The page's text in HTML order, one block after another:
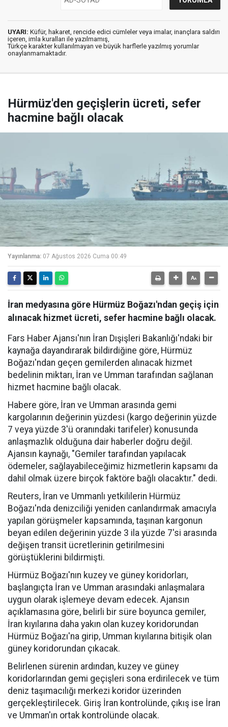
UYARI: Küfür, hakaret, rencide edici cümleler veya imalar, inançlara saldırı
içeren, imla kuralları ile yazılmamış,
Türkçe karakter kullanılmayan ve büyük harflerle yazılmış yorumlar
onaylanmamaktadır.
Hürmüz'den geçişlerin ücreti, sefer
hacmine bağlı olacak
Yayınlanma: 07 Ağustos 2026 Cuma 00:49
İran medyasına göre Hürmüz Boğazı'ndan geçiş için
alınacak hizmet ücreti, sefer hacmine bağlı olacak.
Fars Haber Ajansı'nın İran Dışişleri Bakanlığı'ndaki bir
kaynağa dayandırarak bildirdiğine göre, Hürmüz
Boğazı'ndan geçen gemilerden alınacak hizmet
bedelinin miktarı, İran ve Umman tarafından sağlanan
hizmet hacmine bağlı olacak.
Habere göre, İran ve Umman arasında gemi
kargolarının değerinin yüzdesi (kargo değerinin yüzde
7 veya yüzde 3'ü oranındaki tarifeler) konusunda
anlaşmazlık olduğuna dair haberler doğru değil.
Ajansın kaynağı, "Gemiler tarafından yapılacak
ödemeler, sağlayabileceğimiz hizmetlerin kapsamı da
dahil olmak üzere birçok faktöre bağlı olacaktır." dedi.
Reuters, İran ve Ummanlı yetkililerin Hürmüz
Boğazı'nda denizciliği yeniden canlandırmak amacıyla
yapılan görüşmeler kapsamında, taşınan kargonun
beyan edilen değerinin yüzde 3 ila yüzde 7'si arasında
değişen transit ücretlerinin getirilmesini
görüştüklerini bildirmişti.
Hürmüz Boğazı'nın kuzey ve güney koridorları,
başlangıçta İran ve Umman arasındaki anlaşmalara
uygun olarak işlemeye devam edecek. Ajansın
açıklamasına göre, belirli bir süre boyunca gemiler,
İran kıyılarına daha yakın olan kuzey koridorundan
Hürmüz Boğazı'na girip, Umman kıyılarına bitişik olan
güney koridorundan çıkacak.
Belirlenen sürenin ardından, kuzey ve güney
koridorlarından gemi geçişleri sona erdirilecek ve tüm
deniz taşımacılığı merkezi koridor üzerinden
gerçekleştirilecek. Giriş İran kontrolünde, çıkış ise İran
ve Umman'ın ortak kontrolünde olacak.